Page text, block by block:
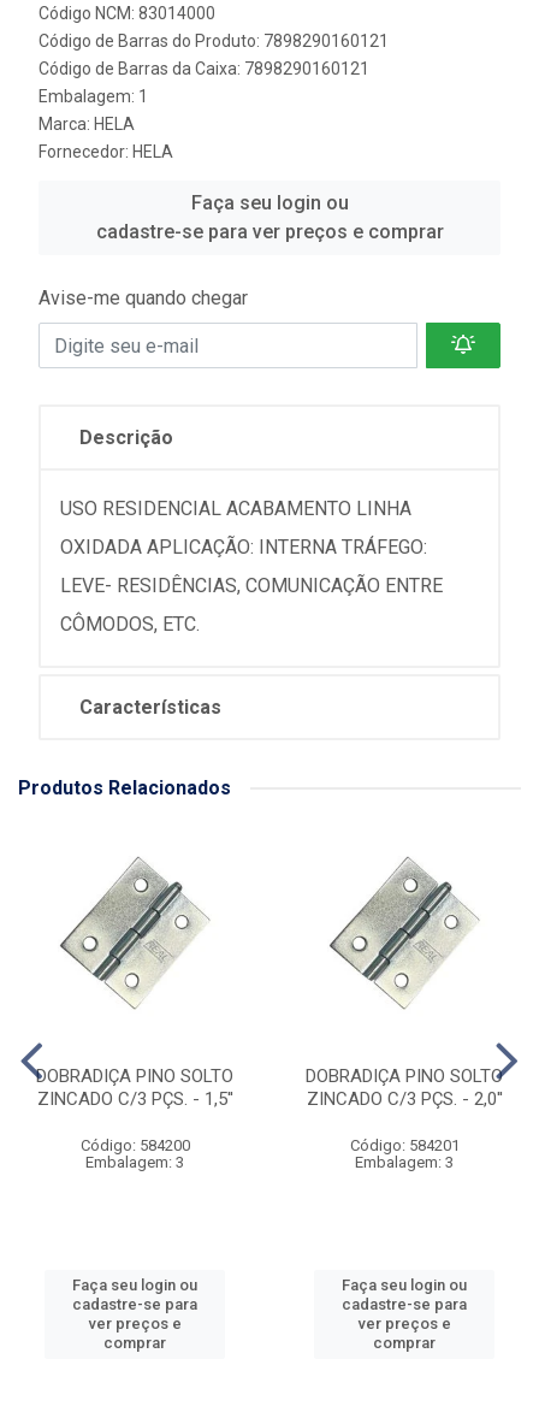
Código NCM: 83014000
Código de Barras do Produto: 7898290160121
Código de Barras da Caixa: 7898290160121
Embalagem: 1
Marca: HELA
Fornecedor: HELA
Faça seu login ou
cadastre-se para ver preços e comprar
Avise-me quando chegar
Descrição
USO RESIDENCIAL ACABAMENTO LINHA
OXIDADA APLICAÇÃO: INTERNA TRÁFEGO:
LEVE- RESIDÊNCIAS, COMUNICAÇÃO ENTRE
CÔMODOS, ETC.
Características
Produtos Relacionados
DOBRADIÇA PINO SOLTO
ZINCADO C/3 PÇS. - 1,5''
Código: 584200
Embalagem: 3
Faça seu login ou
cadastre-se para
ver preços e
comprar
DOBRADIÇA PINO SOLTO
ZINCADO C/3 PÇS. - 2,0''
Código: 584201
Embalagem: 3
Faça seu login ou
cadastre-se para
ver preços e
comprar